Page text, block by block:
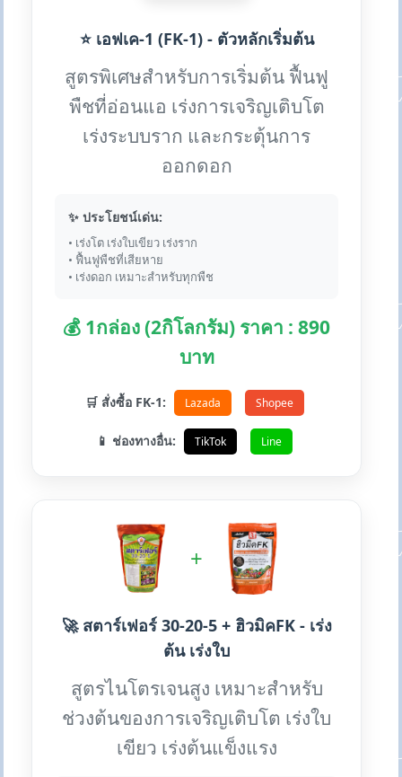
⭐ เอฟเค-1 (FK-1) - ตัวหลักเริ่มต้น
สูตรพิเศษสำหรับการเริ่มต้น ฟื้นฟู
พืชที่อ่อนแอ เร่งการเจริญเติบโต
เร่งระบบราก และกระตุ้นการ
ออกดอก
✨ ประโยชน์เด่น:
• เร่งโต เร่งใบเขียว เร่งราก
• ฟื้นฟูพืชที่เสียหาย
• เร่งดอก เหมาะสำหรับทุกพืช
💰 1กล่อง (2กิโลกรัม) ราคา : 890
บาท
🛒 สั่งซื้อ FK-1: Lazada Shopee
📱 ช่องทางอื่น: TikTok Line
+
🚀 สตาร์เฟอร์ 30-20-5 + ฮิวมิคFK - เร่ง
ต้น เร่งใบ
สูตรไนโตรเจนสูง เหมาะสำหรับ
ช่วงต้นของการเจริญเติบโต เร่งใบ
เขียว เร่งต้นแข็งแรง